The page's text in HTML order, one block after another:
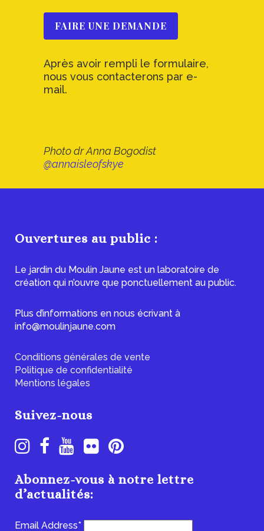
FAIRE UNE DEMANDE
Après avoir rempli le formulaire,
nous vous contacterons par e-
mail.
Photo dr Anna Bogodist
@annaisleofskye
Ouvertures au public :
Le jardin du Moulin Jaune est un laboratoire de
création qui n’ouvre que ponctuellement au public.
Plus d’informations en nous écrivant à
info@moulinjaune.com
Conditions générales de vente
Politique de confidentialité
Mentions légales
Suivez-nous
Abonnez-vous à notre lettre
d’actualités:
Email Address*